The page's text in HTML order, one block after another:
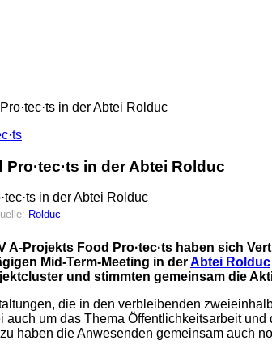
in der Abtei Rolduc
in der Abtei Rolduc
Rolduc
A-Projekts Food Pro·tec·ts haben sich
Mid-Term-Meeting in derAbtei Rolduc
und stimmten gemeinsam die
die in den verbleibenden
auch um das Thema Öffentlichkeitsarbeit
haben die Anwesenden gemeinsam auch